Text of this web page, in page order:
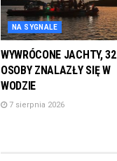
NA SYGNALE
WYWRÓCONE JACHTY, 32
OSOBY ZNALAZŁY SIĘ W
WODZIE
7 sierpnia 2026